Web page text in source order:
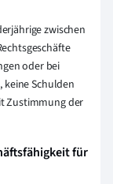
zwischen
oder bei
keine Schulden
Zustimmung der
für